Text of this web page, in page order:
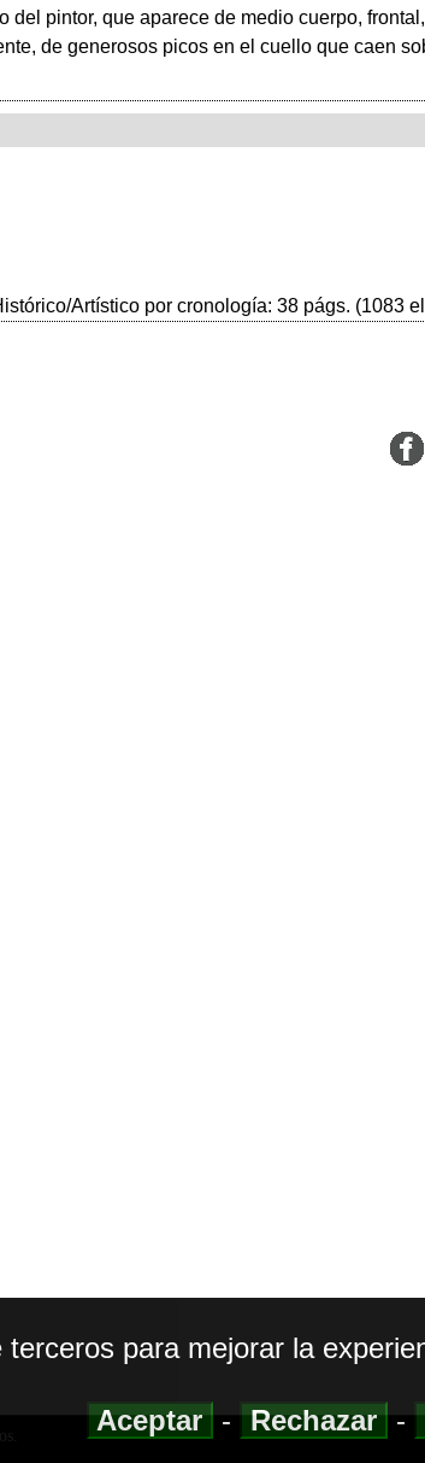
del pintor, que aparece de medio cuerpo,
de generosos picos en el cuello que caen
Artístico por cronología: 38 págs. (1083
para mejorar la
Aceptar-Rechazar-